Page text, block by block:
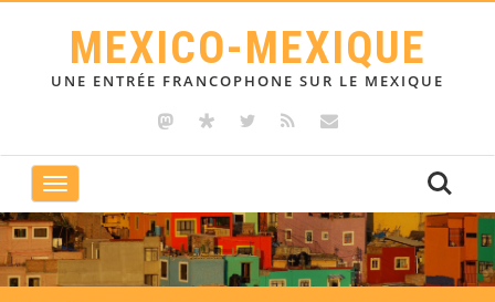
MEXICO-MEXIQUE
UNE ENTRÉE FRANCOPHONE SUR LE MEXIQUE
Toggle
navigation